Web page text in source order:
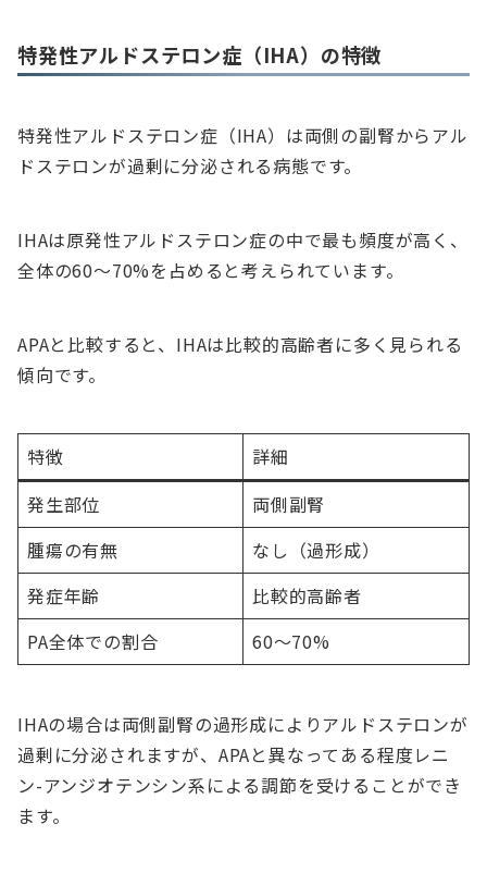
特発性アルドステロン症（IHA）の特徴
特発性アルドステロン症（IHA）は両側の副腎からアル
ドステロンが過剰に分泌される病態です。
IHAは原発性アルドステロン症の中で最も頻度が高く、
全体の60〜70%を占めると考えられています。
APAと比較すると、IHAは比較的高齢者に多く見られる
傾向です。
特徴
詳細
発生部位
両側副腎
腫瘍の有無
なし（過形成）
発症年齢
比較的高齢者
PA全体での割合
60〜70%
IHAの場合は両側副腎の過形成によりアルドステロンが
過剰に分泌されますが、APAと異なってある程度レニ
ン-アンジオテンシン系による調節を受けることができ
ます。